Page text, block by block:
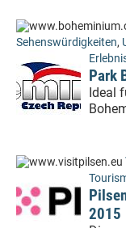
Sehenswürdigkeiten,
Park
Ideal
2015